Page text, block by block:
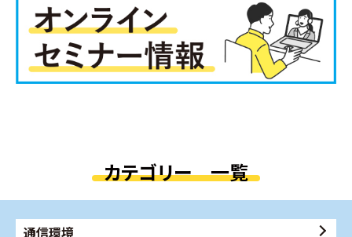
カテゴリー 一覧
通信環境